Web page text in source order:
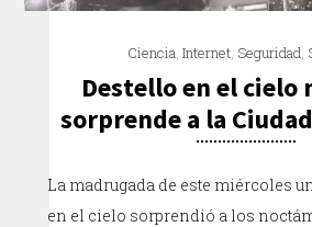
Ciencia, Internet, Seguridad,
Destello en el cielo
sorprende a la
La madrugada de este miércoles
en el cielo sorprendió a los